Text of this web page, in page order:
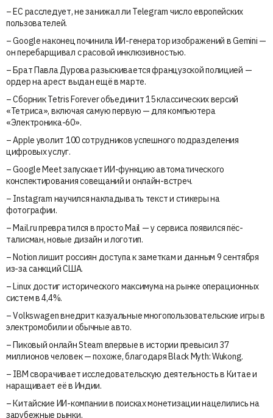
– ЕС расследует, не занижал ли Telegram число европейских
пользователей.
– Google наконец починила ИИ-генератор изображений в Gemini —
он перебарщивал с расовой инклюзивностью.
– Брат Павла Дурова разыскивается французской полицией —
ордер на арест выдан ещё в марте.
– Сборник Tetris Forever объединит 15 классических версий
«Тетриса», включая самую первую — для компьютера
«Электроника-60».
– Apple уволит 100 сотрудников успешного подразделения
цифровых услуг.
– Google Meet запускает ИИ-функцию автоматического
конспектирования совещаний и онлайн-встреч.
– Instagram научился накладывать текст и стикеры на
фотографии.
– Mail.ru превратился в просто Mail — у сервиса появился пёс-
талисман, новые дизайн и логотип.
– Notion лишит россиян доступа к заметкам и данным 9 сентября
из-за санкций США.
– Linux достиг исторического максимума на рынке операционных
систем в 4,4%.
– Volkswagen внедрит казуальные многопользовательские игры в
электромобили и обычные авто.
– Пиковый онлайн Steam впервые в истории превысил 37
миллионов человек — похоже, благодаря Black Myth: Wukong.
– IBM сворачивает исследовательскую деятельность в Китае и
наращивает её в Индии.
– Китайские ИИ-компании в поисках монетизации нацелились на
зарубежные рынки.